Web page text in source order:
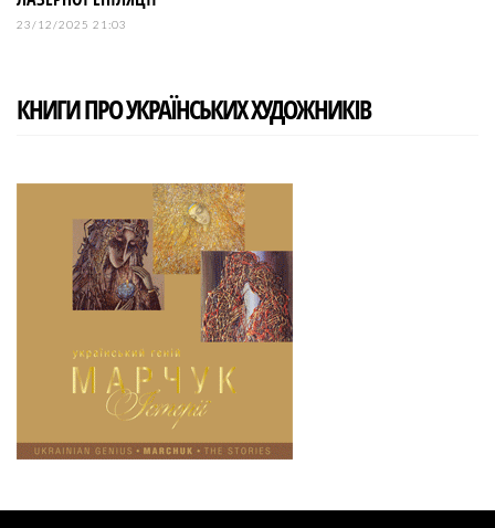
23/12/2025 21:03
КНИГИ ПРО УКРАЇНСЬКИХ ХУДОЖНИКІВ